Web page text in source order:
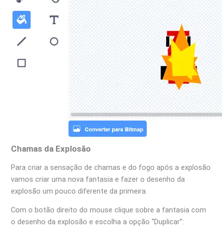
Chamas da Explosão
Para criar a sensação de chamas e do fogo após a explosão
vamos criar uma nova fantasia e fazer o desenho da
explosão um pouco diferente da primeira.
Com o botão direito do mouse clique sobre a fantasia com
o desenho da explosão e escolha a opção “Duplicar”: